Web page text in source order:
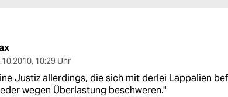
, 10:29 Uhr
Justiz allerdings, die sich mit derlei Lappalien
wegen Überlastung beschweren."